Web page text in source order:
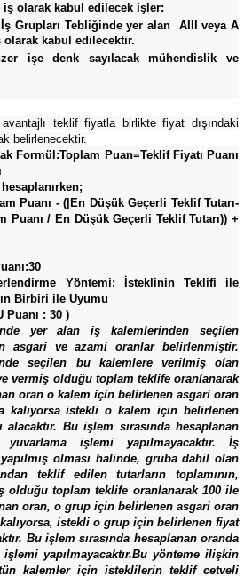
iş olarak kabul edilecek işler:
Grupları Tebliğinde yer alan AIII veya A
kabul edilecektir.
işe denk sayılacak mühendislik ve
teklif fiyatla birlikte fiyat dışındaki
belirlenecektir.
Formül:Toplam Puan=Teklif Fiyatı Puanı
Puanı - (|En Düşük Geçerli Teklif Tutarı-
Puanı / En Düşük Geçerli Teklif Tutarı)) +
Yöntemi: İsteklinin Teklifi ile
Birbiri ile Uyumu
Puanı : 30 )
yer alan iş kalemlerinden seçilen
asgari ve azami oranlar belirlenmiştir.
seçilen bu kalemlere verilmiş olan
vermiş olduğu toplam teklife oranlanarak
oran o kalem için belirlenen asgari oran
kalıyorsa istekli o kalem için belirlenen
alacaktır. Bu işlem sırasında hesaplanan
işlemi yapılmayacaktır. İş
olması halinde, gruba dahil olan
teklif edilen tutarların toplamının,
olduğu toplam teklife oranlanarak 100 ile
oran, o grup için belirlenen asgari oran
istekli o grup için belirlenen fiyat
Bu işlem sırasında hesaplanan oranda
yapılmayacaktır.Bu yönteme ilişkin
kalemler için isteklilerin teklif cetveli